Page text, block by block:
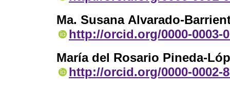
Ma. Susana Alvarado-
http://orcid.org/0000-0003-
María del Rosario Pineda-
http://orcid.org/0000-0002-